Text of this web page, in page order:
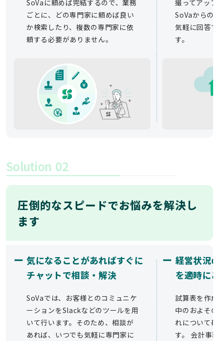
SoVaに頼めば完結するので、業務
ごとに、どの専門家に頼めば良い
か検索したり、複数の専門家に依
頼する必要がありません。
撮ってアッ
SoVaからの
気軽に回答
す。
Solution 02
圧倒的なスピードでお悩みを解決し
ます
ー 気になることがあればすぐに
チャットで相談・解決
SoVaでは、お客様とのコミュニケ
ーションをSlackなどのツールを用
いて行います。そのため、相談が
あれば、いつでも気軽に専門家に
ー 経営状況
を適時に
試算表を作
中のおよそ
れについて
す。 会計事